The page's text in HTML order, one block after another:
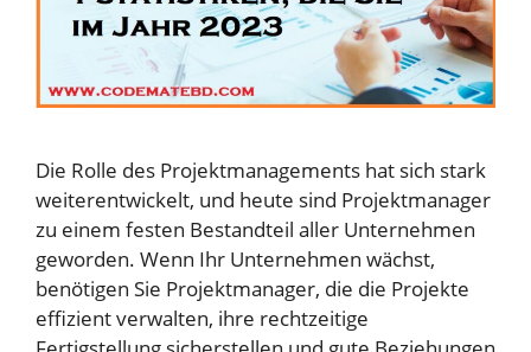
Die Rolle des Projektmanagements hat sich stark
weiterentwickelt, und heute sind Projektmanager
zu einem festen Bestandteil aller Unternehmen
geworden. Wenn Ihr Unternehmen wächst,
benötigen Sie Projektmanager, die die Projekte
effizient verwalten, ihre rechtzeitige